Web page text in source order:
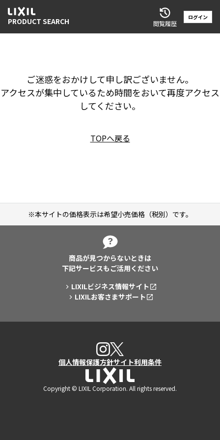
PRODUCT SEARCH 閲覧履歴
ログイン
ご迷惑をおかけして申し訳ございません。
アクセスが集中しているため時間をおいて再度アクセス
してください。
TOPへ戻る
※本サイトの価格表示は希望小売価格（税別）です。
商品が見つからないときは
下記サービスもご活用ください
LIXILビジネス情報サイト
LIXILお客さまサポート
Instagram
X
個人情報保護方針サイト利用条件
LIXIL
Copyright © LIXIL Corporation. All rights reserved.